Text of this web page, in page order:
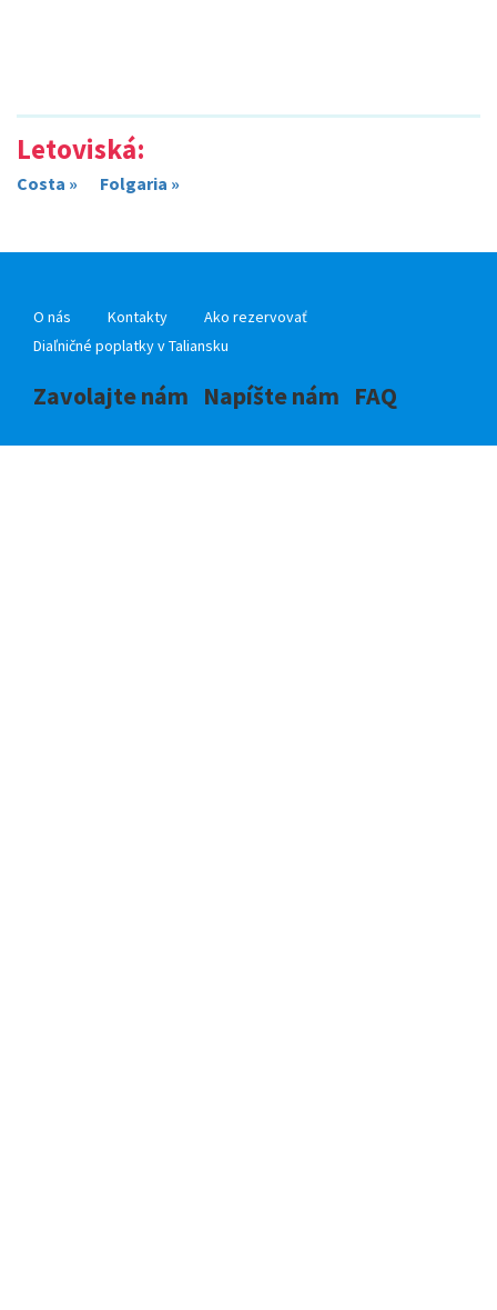
Letoviská:
Costa » Folgaria »
O nás Kontakty
Ako rezervovať
Diaľničné poplatky v Taliansku
Zavolajte nám Napíšte nám FAQ